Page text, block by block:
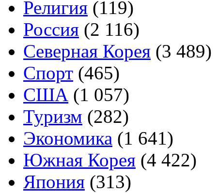
Религия (119)
Россия (2 116)
Северная Корея (3 489)
Спорт (465)
США (1 057)
Туризм (282)
Экономика (1 641)
Южная Корея (4 422)
Япония (313)